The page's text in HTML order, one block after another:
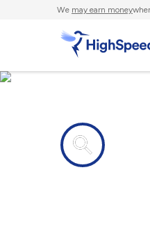
We may earn money